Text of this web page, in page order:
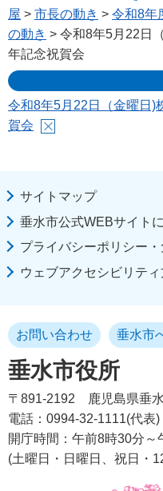
屋 > 市長の動き > 令和8年
の動き > 令和8年5月22日
年記念祝賀会
令和8年5月22日（金曜日)
賀会
サイトマップ
垂水市公式WEBサイト
プライバシーポリシー
ウェブアクセシビリテ
垂水市役所
お問い合わせ 垂水市
〒891-2192
鹿児島県垂
電話：0994-32-1111(代表)
開庁時間：午前8時30分～
(土曜日・日曜日、祝日・